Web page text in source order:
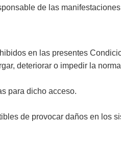
de las
en las presentes
deteriorar o impedir la
para dicho acceso.
de provocar daños en los